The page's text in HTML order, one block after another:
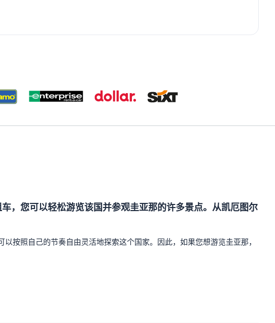
，您可以轻松游览该国并参观圭亚那的许多景点。从凯厄图尔
按照自己的节奏自由灵活地探索这个国家。因此，如果您想游览圭亚那，